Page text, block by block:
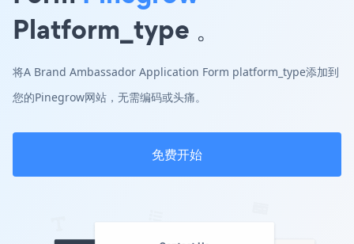
Platform_type 。
将A Brand Ambassador Application Form platform_type添加到
您的Pinegrow网站，无需编码或头痛。
免费开始